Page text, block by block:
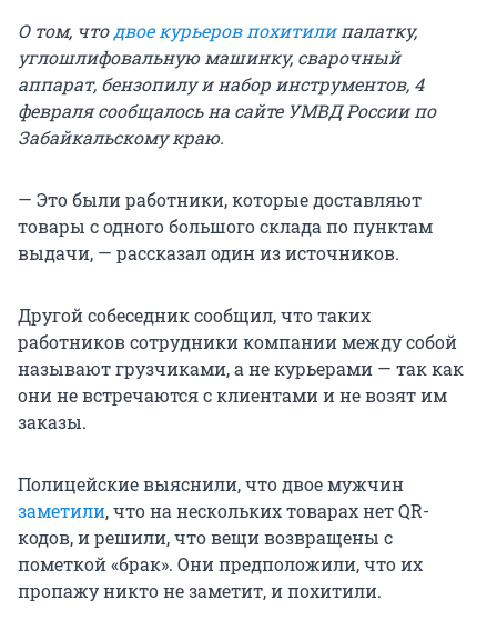
О том, чтодвое курьеров похитилипалатку,
углошлифовальную машинку, сварочный
аппарат, бензопилу и набор инструментов, 4
февраля сообщалось на сайте УМВД России по
Забайкальскому краю.
— Это были работники, которые доставляют
товары с одного большого склада по пунктам
выдачи, — рассказал один из источников.
Другой собеседник сообщил, что таких
работников сотрудники компании между собой
называют грузчиками, а не курьерами — так как
они не встречаются с клиентами и не возят им
заказы.
Полицейские выяснили, что двое мужчин
заметили, что на нескольких товарах нет QR-
кодов, и решили, что вещи возвращены с
пометкой «брак». Они предположили, что их
пропажу никто не заметит, и похитили.